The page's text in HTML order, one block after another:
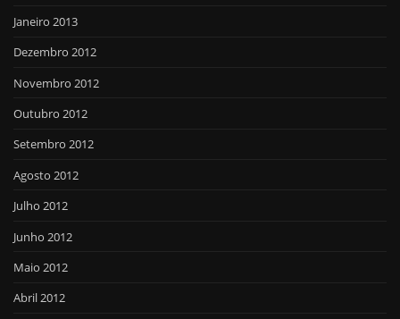
Janeiro 2013
Dezembro 2012
Novembro 2012
Outubro 2012
Setembro 2012
Agosto 2012
Julho 2012
Junho 2012
Maio 2012
Abril 2012